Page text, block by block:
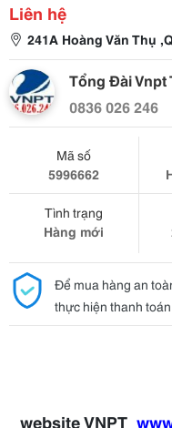
Liên hệ
241A Hoàng Văn Thụ
Tổng Đài Vnpt
0836 026 246
Mã số
5996662
Tình trạng
Hàng mới
Để mua hàng an
thực hiện thanh
website VNPT